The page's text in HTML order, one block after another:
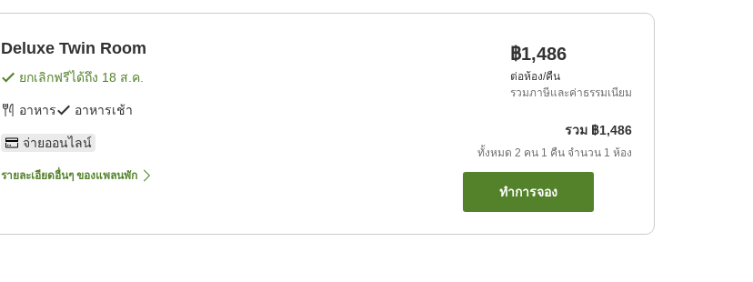
Deluxe Twin Room
ยกเลิกฟรีได้ถึง 18 ส.ค.
อาหาร อาหารเช้า
จ่ายออนไลน์
รายละเอียดอื่นๆ ของแพลนพัก
฿1,486
ต่อห้อง/คืน
รวมภาษีและค่าธรรมเนียม
รวม ฿1,486
ทั้งหมด 2 คน 1 คืน จำนวน 1 ห้อง
ทำการจอง